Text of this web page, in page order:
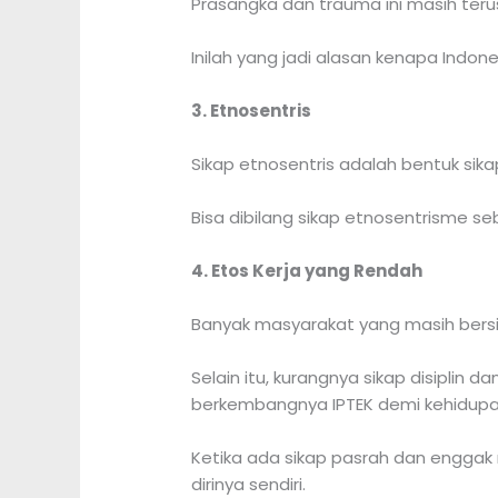
Inilah yang jadi alasan kenapa
3. Etnosentris
Sikap etnosentris adalah bentuk
Bisa dibilang sikap etnosentrisme
4. Etos Kerja yang Rendah
Banyak masyarakat yang masih
Selain itu, kurangnya sikap disiplin
berkembangnya IPTEK demi
Ketika ada sikap pasrah dan
dirinya sendiri.